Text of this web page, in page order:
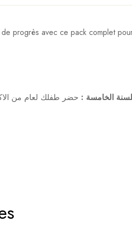
progrès avec ce pack complet
الخامسة : حضر طفلك لعام من